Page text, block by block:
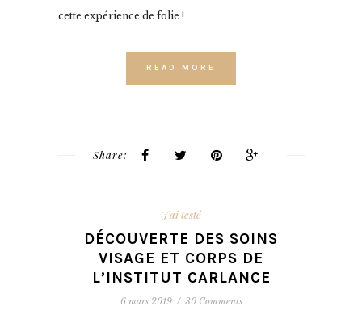
cette expérience de folie !
READ MORE
Share:
J'ai testé
DÉCOUVERTE DES SOINS
VISAGE ET CORPS DE
L’INSTITUT CARLANCE
6 mars 2019 / 30 Comments